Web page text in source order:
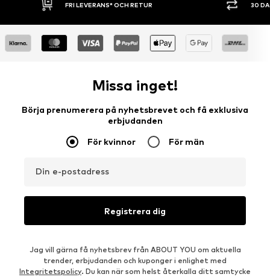
30 DAGARS ÖPPET KÖP SHOPPA NU.
Missa inget!
Börja prenumerera på nyhetsbrevet och få exklusiva
erbjudanden
För kvinnor För män
Din e-postadress
Registrera dig
Jag vill gärna få nyhetsbrev från ABOUT YOU om aktuella
trender, erbjudanden och kuponger i enlighet med
Integritetspolicy. Du kan när som helst återkalla ditt samtycke